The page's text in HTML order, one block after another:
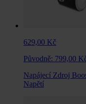
629,00 Kč
Původně: 799,00
Napájecí Zdroj
Napětí